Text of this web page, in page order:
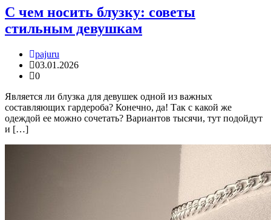
С чем носить блузку: советы
стильным девушкам
pajuru
03.01.2026
0
Является ли блузка для девушек одной из важных
составляющих гардероба? Конечно, да! Так с какой же
одеждой ее можно сочетать? Вариантов тысячи, тут подойдут
и […]